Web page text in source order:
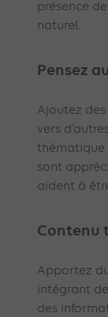
présence
naturel.
Pensez
Ajoutez
vers
thématique
sont
aident à
Contenu
Apportez
intégrant
des